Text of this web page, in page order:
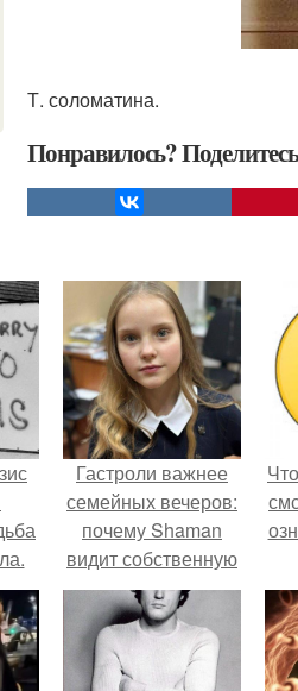
Т. соломатина.
Понравилось?
Гастроли важнее
семейных вечеров:
почему Shaman
видит собственную
дочь чаще на
экране, чем
вживую.